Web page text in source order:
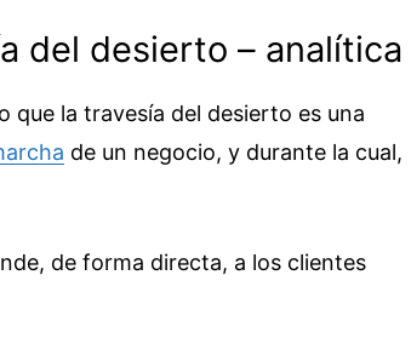
del desierto – analítica
que la travesía del desierto es una
de un negocio, y durante la cual,
de forma directa, a los clientes